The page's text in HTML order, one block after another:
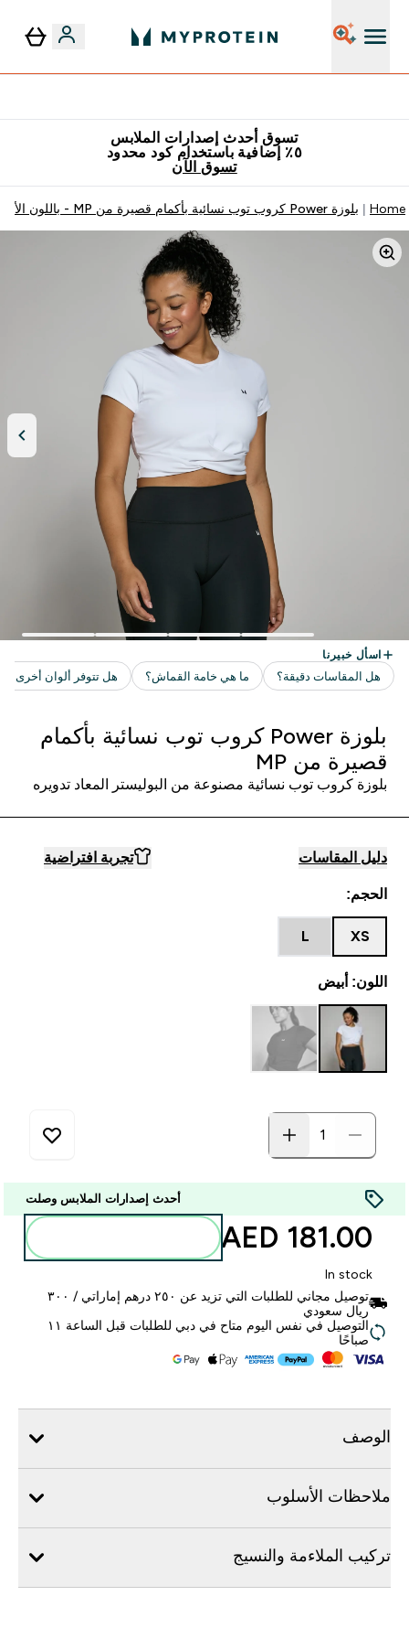
تسوق أحدث إصدارات الملابس
٥٪ إضافية باستخدام كود محدود
تسوق الآن
Home بلوزة Power كروب توب نسائية بأكمام قصيرة من MP - باللون الأبيض
بلوزة Power كروب توب نسائية بأكمام
قصيرة من MP
بلوزة كروب توب نسائية مصنوعة من البوليستر المعاد تدويره
دليل المقاسات تجربة افتراضية
الحجم:
XS
L
اللون: أبيض
أحدث إصدارات الملابس وصلت
181.00 AED‎
In stock
توصيل مجاني للطلبات التي تزيد عن ٢٥٠ درهم إماراتي / ٣٠٠
ريال سعودي
التوصيل في نفس اليوم متاح في دبي للطلبات قبل الساعة ١١
صباحًا
الوصف
ملاحظات الأسلوب
تركيب الملاءمة والنسيج